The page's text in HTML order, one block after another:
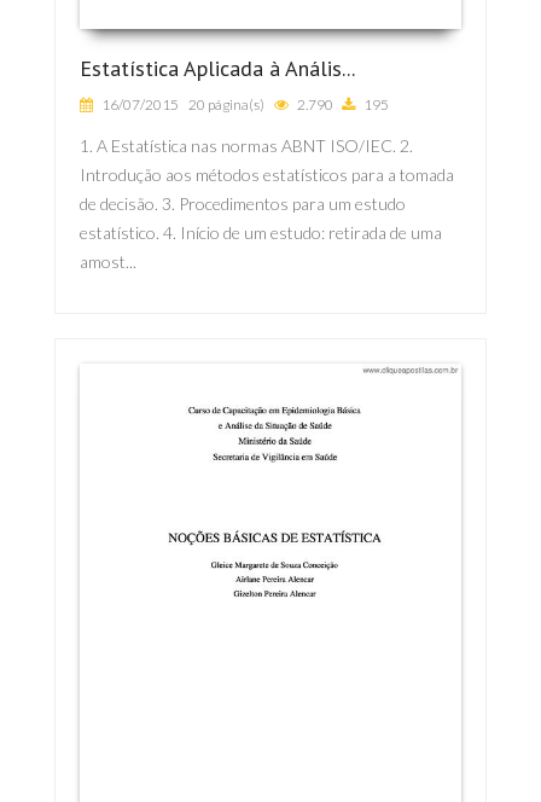
Estatística Aplicada à Anális...
16/07/2015 20 página(s) 2.790 195
1. A Estatística nas normas ABNT ISO/IEC. 2.
Introdução aos métodos estatísticos para a tomada
de decisão. 3. Procedimentos para um estudo
estatístico. 4. Início de um estudo: retirada de uma
amost...